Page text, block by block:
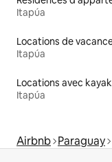
Itapúa
Itapúa
Locations avec kayak
Itapúa
Airbnb Paraguay